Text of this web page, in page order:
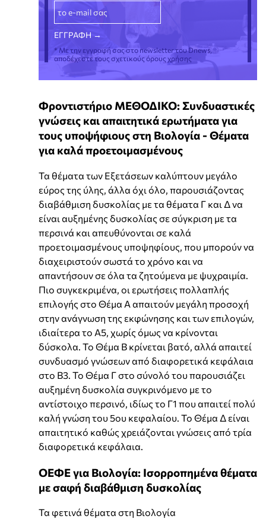
* Με την εγγραφή σας στο newsletter του Dnews,
αποδέχεστε τους σχετικούς όρους χρήσης
Φροντιστήριο ΜΕΘΟΔΙΚΟ: Συνδυαστικές
γνώσεις και απαιτητικά ερωτήματα για
τους υποψήφιους στη Βιολογία - Θέματα
για καλά προετοιμασμένους
Τα θέματα των Εξετάσεων καλύπτουν μεγάλο
εύρος της ύλης, άλλα όχι όλο, παρουσιάζοντας
διαβάθμιση δυσκολίας με τα θέματα Γ και Δ να
είναι αυξημένης δυσκολίας σε σύγκριση με τα
περσινά και απευθύνονται σε καλά
προετοιμασμένους υποψηφίους, που μπορούν να
διαχειριστούν σωστά το χρόνο και να
απαντήσουν σε όλα τα ζητούμενα με ψυχραιμία.
Πιο συγκεκριμένα, οι ερωτήσεις πολλαπλής
επιλογής στο Θέμα Α απαιτούν μεγάλη προσοχή
στην ανάγνωση της εκφώνησης και των επιλογών,
ιδιαίτερα το Α5, χωρίς όμως να κρίνονται
δύσκολα. Το Θέμα Β κρίνεται βατό, αλλά απαιτεί
συνδυασμό γνώσεων από διαφορετικά κεφάλαια
στο Β3. Το Θέμα Γ στο σύνολό του παρουσιάζει
αυξημένη δυσκολία συγκρινόμενο με το
αντίστοιχο περσινό, ιδίως το Γ1 που απαιτεί πολύ
καλή γνώση του 5ου κεφαλαίου. Το Θέμα Δ είναι
απαιτητικό καθώς χρειάζονται γνώσεις από τρία
διαφορετικά κεφάλαια.
ΟΕΦΕ για Βιολογία: Ισορροπημένα θέματα
με σαφή διαβάθμιση δυσκολίας
Τα φετινά θέματα στη Βιολογία